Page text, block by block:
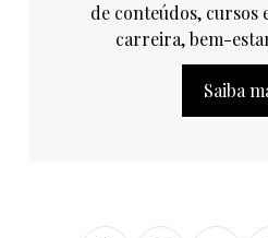
de conteúdos, cursos
carreira, bem-
Saiba